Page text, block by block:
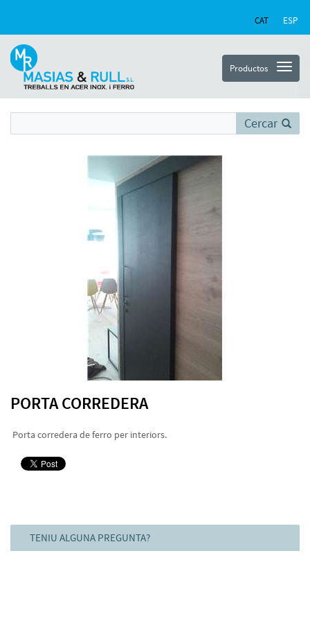
ESP
CAT
Productos
Cercar
PORTA CORREDERA
Porta corredera de ferro per interiors.
TENIU ALGUNA PREGUNTA?